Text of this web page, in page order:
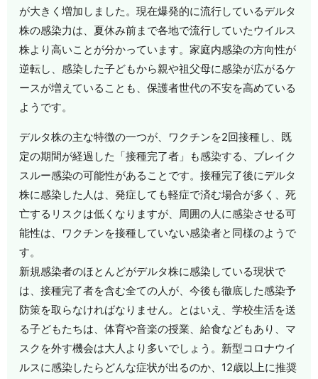
が大きく増加しました。現在爆発的に流行しているデルタ
株の感染力は、夏休み前まで各地で流行していたウイルス
株より高いことが分かっています。家庭内感染の方向性が
逆転し、感染した子どもから親や祖父母に感染が広がるケ
ースが増えていることも、保護者世代の不安を高めている
ようです。
デルタ株の主な特徴の一つが、ワクチンを2回接種し、既
定の期間が経過した「接種完了者」も感染する、ブレイク
スルー感染の可能性があることです。接種完了後にデルタ
株に感染した人は、発症しても軽症で済む場合が多く、死
亡するリスクは低くなりますが、周囲の人に感染させる可
能性は、ワクチンを接種していない感染者と同様のようで
す。
新規感染者のほとんどがデルタ株に感染している現状で
は、接種完了者を含む全ての人が、今後も徹底した感染予
防策を取らなければなりません。とはいえ、学校生活を送
る子どもたちは、体育や音楽の授業、給食などもあり、マ
スクを外す機会は大人より多いでしょう。新型コロナウイ
ルスに感染したらどんな症状が出るのか、12歳以上に推奨